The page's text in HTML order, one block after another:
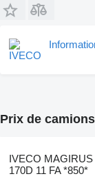
Prix de
IVECO MAGIRUS
170D 11 FA *850*